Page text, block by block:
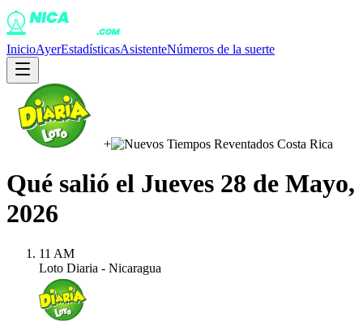
InicioAyerEstadísticasAsistenteNúmeros de la suerte
+
Qué salió el Jueves 28 de Mayo,
2026
11 AM
Loto Diaria - Nicaragua